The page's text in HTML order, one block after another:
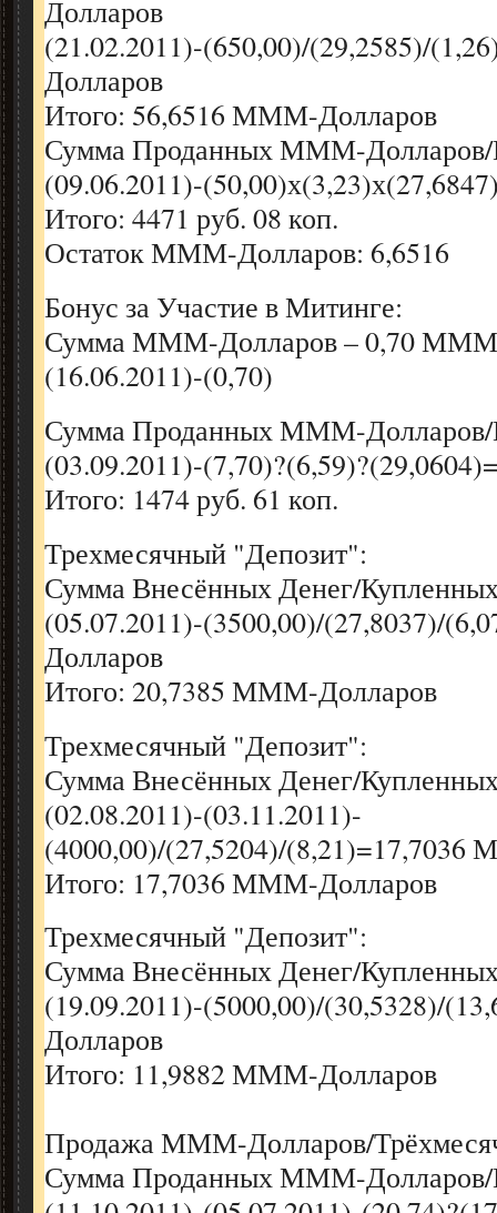
Долларов
(21.02.2011)-(650,00)/(29,2585)/
Долларов
Итого: 56,6516 МММ-Долларов
Сумма Проданных МММ-Долларов/
(09.06.2011)-
Итого: 4471 руб. 08 коп.
Остаток МММ-Долларов: 6,6516
Бонус за Участие в Митинге:
Сумма МММ-Долларов – 0,70
(16.06.2011)-(0,70)
Сумма Проданных МММ-Долларов/
(03.09.2011)-
Итого: 1474 руб. 61 коп.
Трехмесячный "Депозит":
Сумма Внесённых Денег/
(05.07.2011)-(3500,00)/(27,8037)/
Долларов
Итого: 20,7385 МММ-Долларов
Трехмесячный "Депозит":
Сумма Внесённых Денег/
(02.08.2011)-(03.11.2011)-
(4000,00)/(27,5204)/
Итого: 17,7036 МММ-Долларов
Трехмесячный "Депозит":
Сумма Внесённых Денег/
(19.09.2011)-(5000,00)/(30,5328)/
Долларов
Итого: 11,9882 МММ-Долларов
Продажа МММ-Долларов/
Сумма Проданных МММ-Долларов/